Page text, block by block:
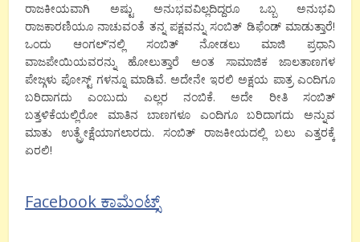
ರಾಜಕೀಯವಾಗಿ ಅಷ್ಟು ಅನುಭವವಿಲ್ಲದಿದ್ದರೂ ಒಬ್ಬ ಅನುಭವಿ
ರಾಜಕಾರಣಿಯೂ ನಾಚುವಂತೆ ತನ್ನ ಪಕ್ಷವನ್ನು ಸಂಬಿತ್ ಡಿಫೆಂಡ್ ಮಾಡುತ್ತಾರೆ!
ಒಂದು ಆಂಗಲ್’ನಲ್ಲಿ ಸಂಬಿತ್ ನೋಡಲು ಮಾಜಿ ಪ್ರಧಾನಿ
ವಾಜಪೇಯಿಯವರನ್ನು ಹೋಲುತ್ತಾರೆ ಅಂತ ಸಾಮಾಜಿಕ ಜಾಲತಾಣಗಳ
ಪೇಜ್ಗಳು ಪೋಸ್ಟ್ ಗಳನ್ನೂ ಮಾಡಿವೆ. ಅದೇನೇ ಇರಲಿ ಅಕ್ಷಯ ಪಾತ್ರ ಎಂದಿಗೂ
ಬರಿದಾಗದು ಎಂಬುದು ಎಲ್ಲರ ನಂಬಿಕೆ. ಅದೇ ರೀತಿ ಸಂಬಿತ್
ಬತ್ತಳಿಕೆಯಲ್ಲಿರೋ ಮಾತಿನ ಬಾಣಗಳೂ ಎಂದಿಗೂ ಬರಿದಾಗದು ಅನ್ನುವ
ಮಾತು ಉತ್ಪ್ರೇಕ್ಷೆಯಾಗಲಾರದು. ಸಂಬಿತ್ ರಾಜಕೀಯದಲ್ಲಿ ಬಲು ಎತ್ತರಕ್ಕೆ
ಏರಲಿ!
Facebook ಕಾಮೆಂಟ್ಸ್